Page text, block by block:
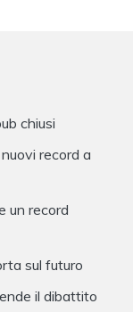
chiusi
record a
un record
sul futuro
il dibattito